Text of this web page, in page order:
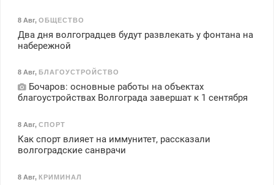
8 Авг, ОБЩЕСТВО
Два дня волгоградцев будут развлекать у фонтана на
набережной
8 Авг, БЛАГОУСТРОЙСТВО
Бочаров: основные работы на объектах
благоустройствах Волгограда завершат к 1 сентября
8 Авг, СПОРТ
Как спорт влияет на иммунитет, рассказали
волгоградские санврачи
8 Авг, КРИМИНАЛ